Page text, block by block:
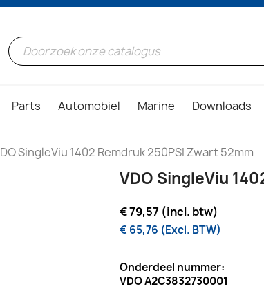
Parts Automobiel Marine Downloads
SingleViu 1402 Remdruk 250PSI Zwart 52mm
VDO SingleViu
€ 79,57 (incl. btw)
€ 65,76 (Excl. BTW)
Onderdeel nummer:
VDO A2C3832730001